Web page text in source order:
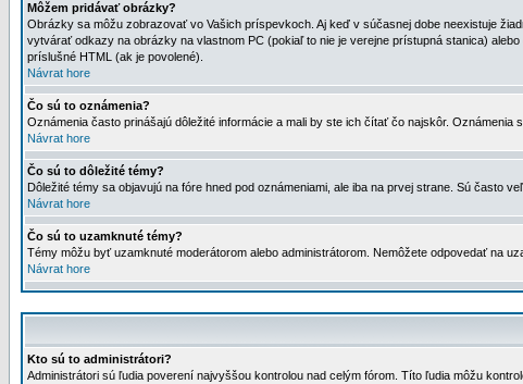
Môžem pridávať obrázky?
Obrázky sa môžu zobrazovať vo Vašich príspevkoch. Aj keď v súčasnej dobe neexistuje
vytvárať odkazy na obrázky na vlastnom PC (pokiaľ to nie je verejne prístupná stanica)
príslušné HTML (ak je povolené).
Návrat hore
Čo sú to oznámenia?
Oznámenia často prinášajú dôležité informácie a mali by ste ich čítať čo najskôr.
Návrat hore
Čo sú to dôležité témy?
Dôležité témy sa objavujú na fóre hned pod oznámeniami, ale iba na prvej strane. Sú často
Návrat hore
Čo sú to uzamknuté témy?
Témy môžu byť uzamknuté moderátorom alebo administrátorom. Nemôžete odpovedať na
Návrat hore
Kto sú to administrátori?
Administrátori sú ľudia poverení najvyššou kontrolou nad celým fórom. Títo ľudia môžu